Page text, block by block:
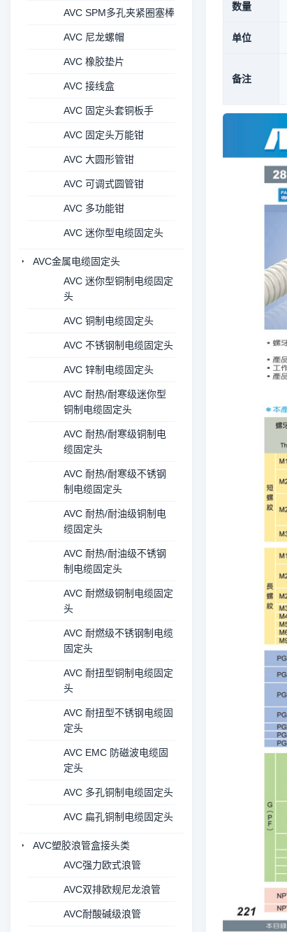
AVC SPM多孔夹紧圈塞棒
AVC 尼龙螺帽
AVC 橡胶垫片
AVC 接线盒
AVC 固定头套铜板手
AVC 固定头万能钳
AVC 大圆形管钳
AVC 可调式圆管钳
AVC 多功能钳
AVC 迷你型电缆固定头
AVC金属电缆固定头
AVC 迷你型铜制电缆固定
头
AVC 铜制电缆固定头
AVC 不锈钢制电缆固定头
AVC 锌制电缆固定头
AVC 耐热/耐寒级迷你型
铜制电缆固定头
AVC 耐热/耐寒级铜制电
缆固定头
AVC 耐热/耐寒级不锈钢
制电缆固定头
AVC 耐热/耐油级铜制电
缆固定头
AVC 耐热/耐油级不锈钢
制电缆固定头
AVC 耐燃级铜制电缆固定
头
AVC 耐燃级不锈钢制电缆
固定头
AVC 耐扭型铜制电缆固定
头
AVC 耐扭型不锈钢电缆固
定头
AVC EMC 防磁波电缆固
定头
AVC 多孔铜制电缆固定头
AVC 扁孔铜制电缆固定头
AVC塑胶浪管盒接头类
AVC强力欧式浪管
AVC双排欧规尼龙浪管
AVC耐酸碱级浪管
数量
单位
备注